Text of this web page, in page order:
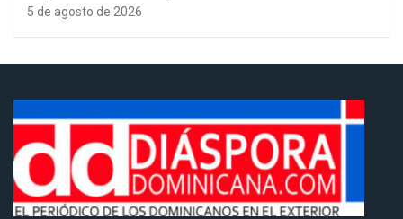
5 de agosto de 2026